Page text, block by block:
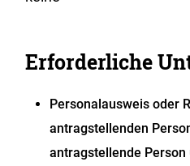
Erforderliche
Personalausweis oder
antragstellenden
antragstellende